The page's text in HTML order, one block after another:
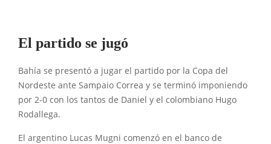
El partido se jugó
Bahía se presentó a jugar el partido por la Copa del
Nordeste ante Sampaio Correa y se terminó imponiendo
por 2-0 con los tantos de Daniel y el colombiano Hugo
Rodallega.
El argentino Lucas Mugni comenzó en el banco de